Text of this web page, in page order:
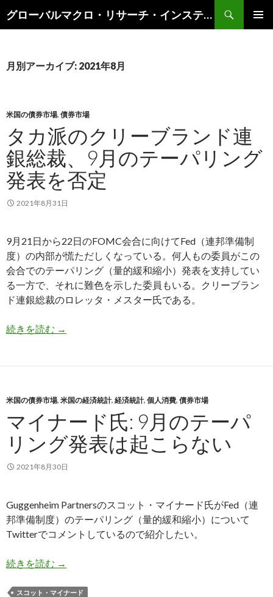
グローバルマクロ・リサーチ・インスティテュート
索
ン
キ
プ
月別アーカイブ: 2021年8月
米国の債券市場, 債券市場
タカ派のクリーブランド連
銀総裁、9月のテーパリング
発表を否定
2021年8月31日
9月21日から22日のFOMC会合に向けてFed（連邦準備制
度）の内部が慌ただしくなっている。何人もの委員がこの
会合でのテーパリング（量的緩和縮小）発表を支持してい
る一方で、それに難色を示した委員もいる。クリーブラン
ド連銀総裁のロレッタ・メスター氏である。
続きを読む タカ派のクリーブランド連銀総裁、9月のテーパ
→
米国の債券市場, 米国の経済統計, 経済統計, 個人消費, 債券市場
マイナード氏: 9月のテーパ
リング発表は起こらない
2021年8月30日
Guggenheim Partnersのスコット・マイナード氏がFed（連
邦準備制度）のテーパリング（量的緩和縮小）について
Twitterでコメントしているので紹介したい。
続きを読む マイナード氏: 9月のテーパリング発表は起こらな
→
スコット・マイナード